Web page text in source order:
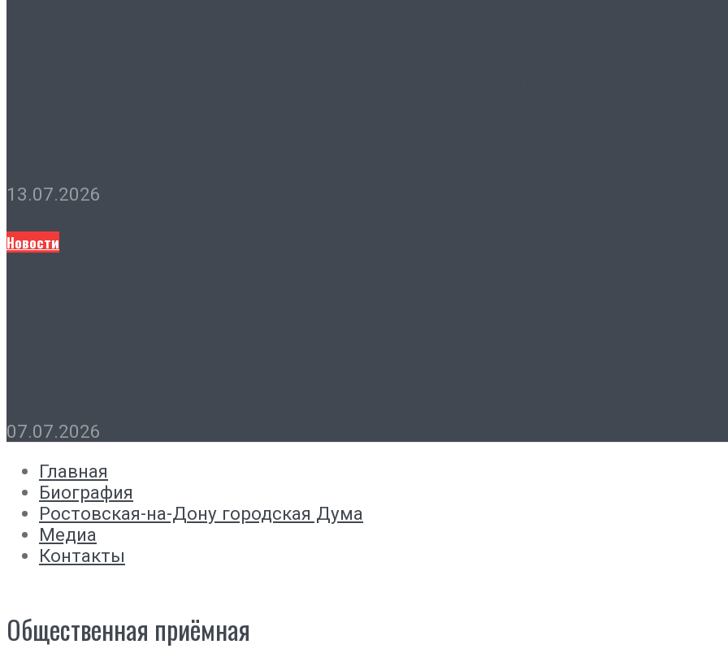
13.07.2026
Новости
07.07.2026
Главная
Биография
Ростовская-на-Дону городская Дума
Медиа
Контакты
Общественная приёмная